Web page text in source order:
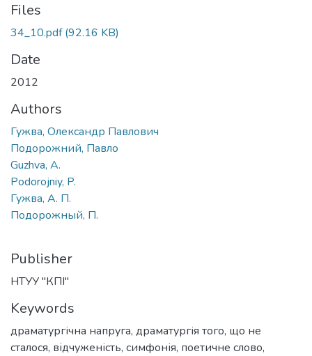
Files
34_10.pdf(92.16 KB)
Date
2012
Authors
Гужва, Олександр Павлович
Подорожний, Павло
Guzhva, A.
Podorojniy, P.
Гужва, А. П.
Подорожный, П.
Publisher
НТУУ "КПІ"
Keywords
драматургічна напруга, драматургія того, що не
сталося, відчуженість, симфонія, поетичне слово,